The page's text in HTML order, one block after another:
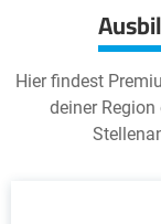
Hier findest
deiner